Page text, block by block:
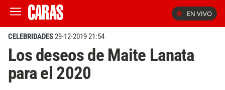
EN VIVO
CELEBRIDADES29-12-2019 21:54
Los deseos de Maite Lanata
para el 2020